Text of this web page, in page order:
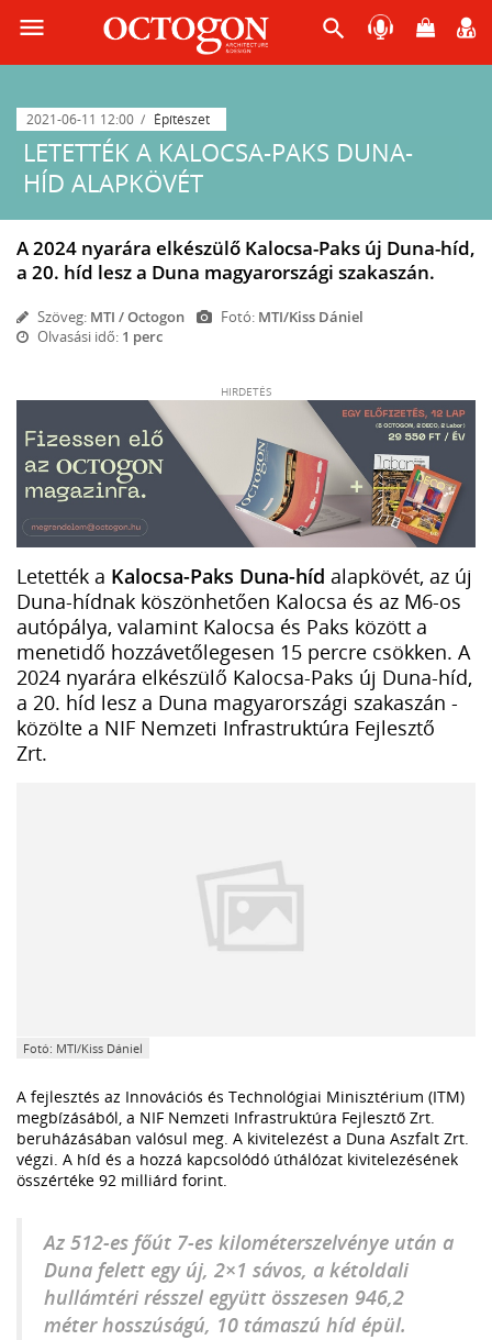
menu search
2021-06-11 12:00 Építészet
LETETTÉK A KALOCSA-PAKS DUNA-
HÍD ALAPKÖVÉT
A 2024 nyarára elkészülő Kalocsa-Paks új Duna-híd,
a 20. híd lesz a Duna magyarországi szakaszán.
Szöveg: MTI / Octogon Fotó: MTI/Kiss Dániel
Olvasási idő: 1 perc
HIRDETÉS
Letették a Kalocsa-Paks Duna-híd alapkövét, az új
Duna-hídnak köszönhetően Kalocsa és az M6-os
autópálya, valamint Kalocsa és Paks között a
menetidő hozzávetőlegesen 15 percre csökken. A
2024 nyarára elkészülő Kalocsa-Paks új Duna-híd,
a 20. híd lesz a Duna magyarországi szakaszán -
közölte a NIF Nemzeti Infrastruktúra Fejlesztő
Zrt.
Fotó: MTI/Kiss Dániel
A fejlesztés az Innovációs és Technológiai Minisztérium (ITM)
megbízásából, a NIF Nemzeti Infrastruktúra Fejlesztő Zrt.
beruházásában valósul meg. A kivitelezést a Duna Aszfalt Zrt.
végzi. A híd és a hozzá kapcsolódó úthálózat kivitelezésének
összértéke 92 milliárd forint.
Az 512-es főút 7-es kilométerszelvénye után a
Duna felett egy új, 2×1 sávos, a kétoldali
hullámtéri résszel együtt összesen 946,2
méter hosszúságú, 10 támaszú híd épül.